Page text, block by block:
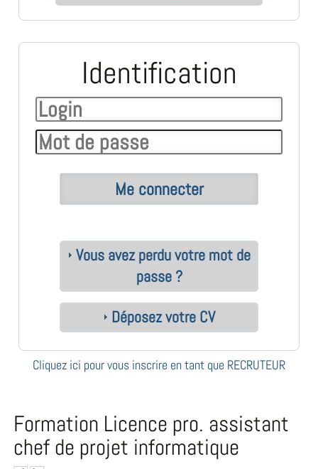
Identification
Vous avez perdu votre mot de
passe ?
Déposez votre CV
Cliquez ici pour vous inscrire en tant que RECRUTEUR
Formation Licence pro. assistant
chef de projet informatique